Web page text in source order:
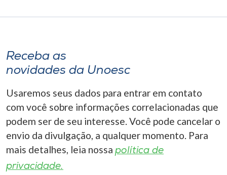
Receba as
novidades da Unoesc
Usaremos seus dados para entrar em contato
com você sobre informações correlacionadas que
podem ser de seu interesse. Você pode cancelar o
envio da divulgação, a qualquer momento. Para
mais detalhes, leia nossa política de
privacidade.